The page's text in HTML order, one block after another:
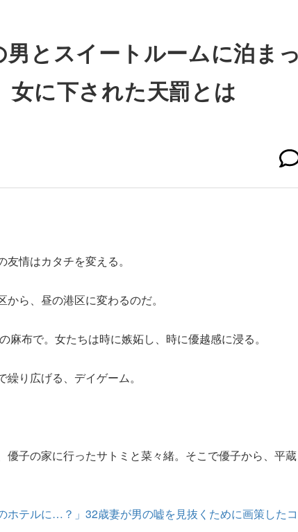
とスイートルームに泊ま
女に下された天罰とは
情はカタチを変える。
ら、昼の港区に変わるのだ。
麻布で。女たちは時に嫉妬し、時に優越感に浸る。
り広げる、デイゲーム。
優子の家に行ったサトミと菜々緒。そこで優子から、平蔵
ホテルに…？」32歳妻が男の嘘を見抜くために画策したコ